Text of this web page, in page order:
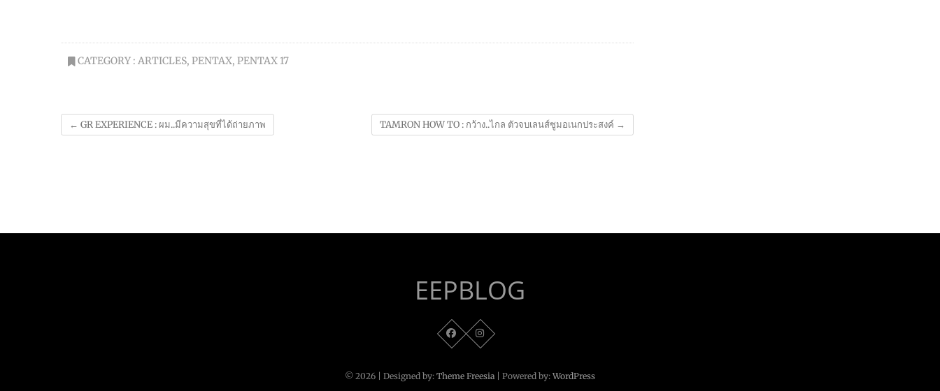
CATEGORY : ARTICLES, PENTAX, PENTAX 17
← GR EXPERIENCE : ผม..มีความสุขที่ได้ถ่ายภาพ TAMRON HOW TO : กว้าง..ไกล ตัวจบเลนส์ซูมอเนกประสงค์ →
EEPBLOG
© 2026 | Designed by: Theme Freesia | Powered by: WordPress